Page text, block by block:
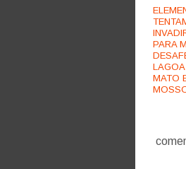
PARA
MATO